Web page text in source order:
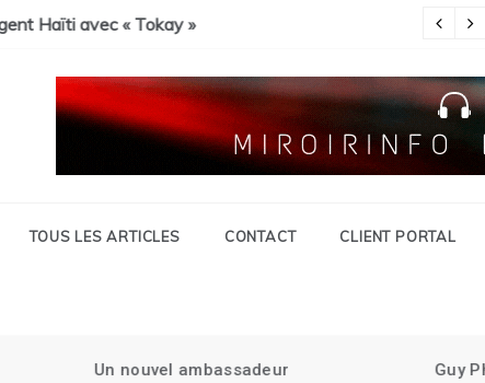
Savien et gran grif| Expulsion massives des haïtiens.
« Tokay »
TOUS LES ARTICLES CONTACT CLIENT PORTAL
Un nouvel ambassadeur
Guy